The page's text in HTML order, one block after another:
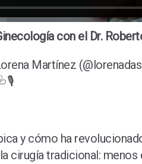
con el Dr.
Martínez
y cómo ha
cirugía tradicional: